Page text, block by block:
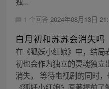
1 个回答 2024年08月13日
白月初和苏苏会消失吗
在《狐妖小红娘》中，结局
初也会作为独立的灵魂独
消失。 等待电视剧的同时